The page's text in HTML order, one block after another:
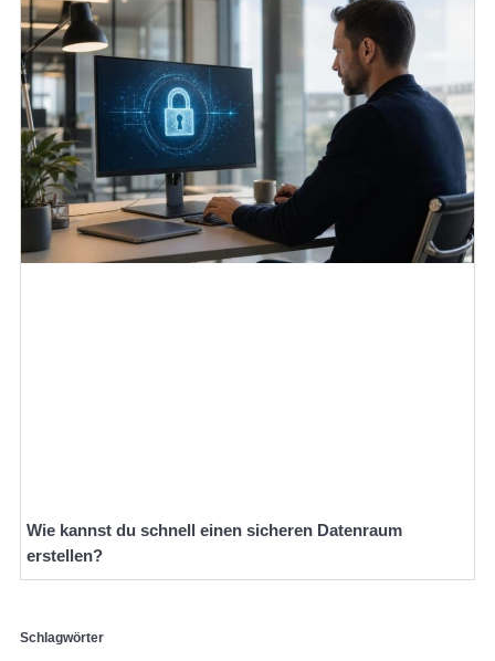
Wie kannst du schnell einen sicheren Datenraum
erstellen?
Schlagwörter